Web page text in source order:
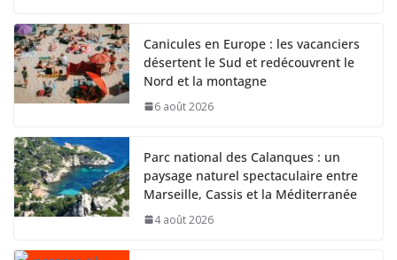
Canicules en Europe : les vacanciers
désertent le Sud et redécouvrent le
Nord et la montagne
6 août 2026
Parc national des Calanques : un
paysage naturel spectaculaire entre
Marseille, Cassis et la Méditerranée
4 août 2026